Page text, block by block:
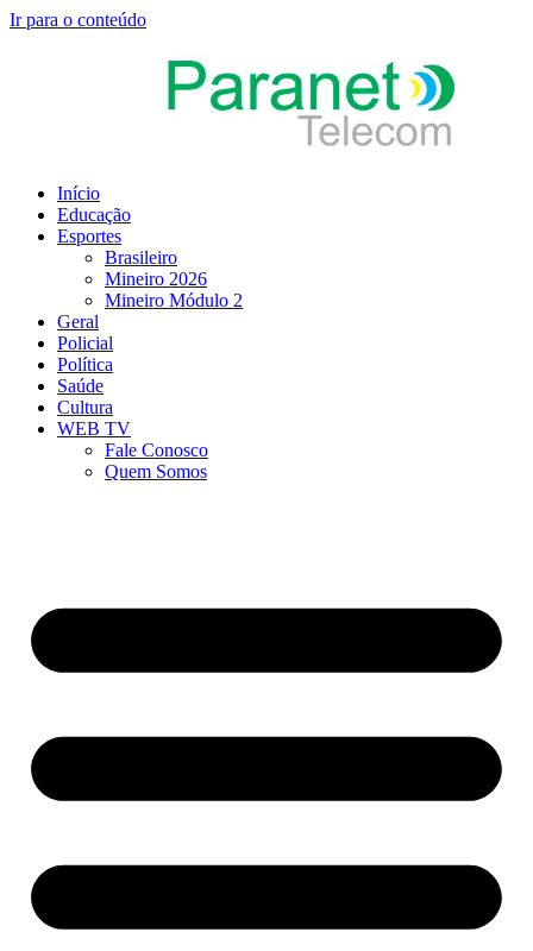
Ir para o conteúdo
Início
Educação
Esportes
Brasileiro
Mineiro 2026
Mineiro Módulo 2
Geral
Policial
Política
Saúde
Cultura
WEB TV
Fale Conosco
Quem Somos